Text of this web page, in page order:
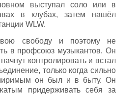
выступал соло или в
в клубах, затем нашёл
WLW.
свободу и поэтому не
в профсоюз музыкантов. Он
контролировать и встал
только когда сильно
он был и в быту. Он
придерживать себя за